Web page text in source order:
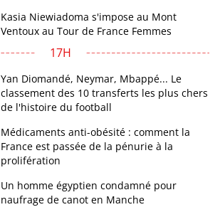
Kasia Niewiadoma s'impose au Mont
Ventoux au Tour de France Femmes
17H
Yan Diomandé, Neymar, Mbappé... Le
classement des 10 transferts les plus chers
de l'histoire du football
Médicaments anti-obésité : comment la
France est passée de la pénurie à la
prolifération
Un homme égyptien condamné pour
naufrage de canot en Manche